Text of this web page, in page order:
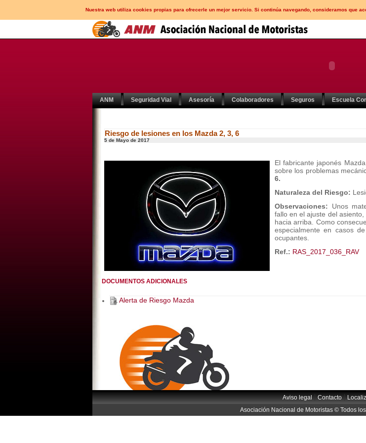
Nuestra web utiliza cookies propias para ofrecerle un mejor servicio. Si continúa navegando, consideramos que
ANM Seguridad Vial Asesoría Colaboradores Seguros Escuela
Riesgo de lesiones en los Mazda 2, 3, 6
5 de Mayo de 2017
El fabricante japonés
sobre los problemas
6.
Naturaleza del Riesgo:
Observaciones: Unos
fallo en el ajuste del
hacia arriba. Como
especialmente en casos
ocupantes.
Ref.: RAS_2017_036_RAV
DOCUMENTOS ADICIONALES
Alerta de Riesgo Mazda
Aviso legal|Contacto|
Asociación Nacional de Motoristas © Todos